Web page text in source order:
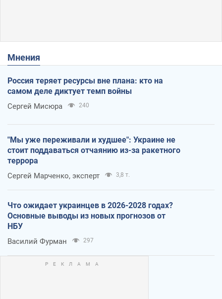
Мнения
Россия теряет ресурсы вне плана: кто на
самом деле диктует темп войны
Сергей Мисюра 240
"Мы уже переживали и худшее": Украине не
стоит поддаваться отчаянию из-за ракетного
террора
Сергей Марченко, эксперт 3,8 т.
Что ожидает украинцев в 2026-2028 годах?
Основные выводы из новых прогнозов от
НБУ
Василий Фурман 297